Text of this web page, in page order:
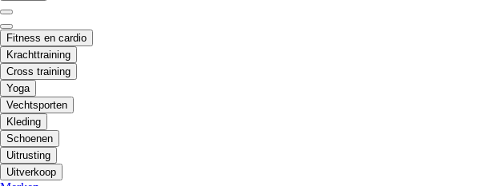
Fitness en cardio
Krachttraining
Cross training
Yoga
Vechtsporten
Kleding
Schoenen
Uitrusting
Uitverkoop